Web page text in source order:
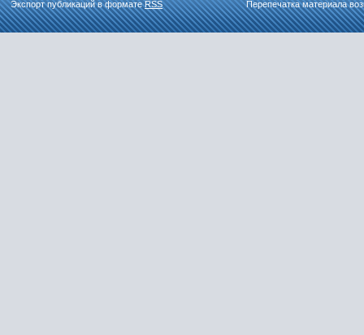
Экспорт публикаций в форматеRSS Перепечатка материала